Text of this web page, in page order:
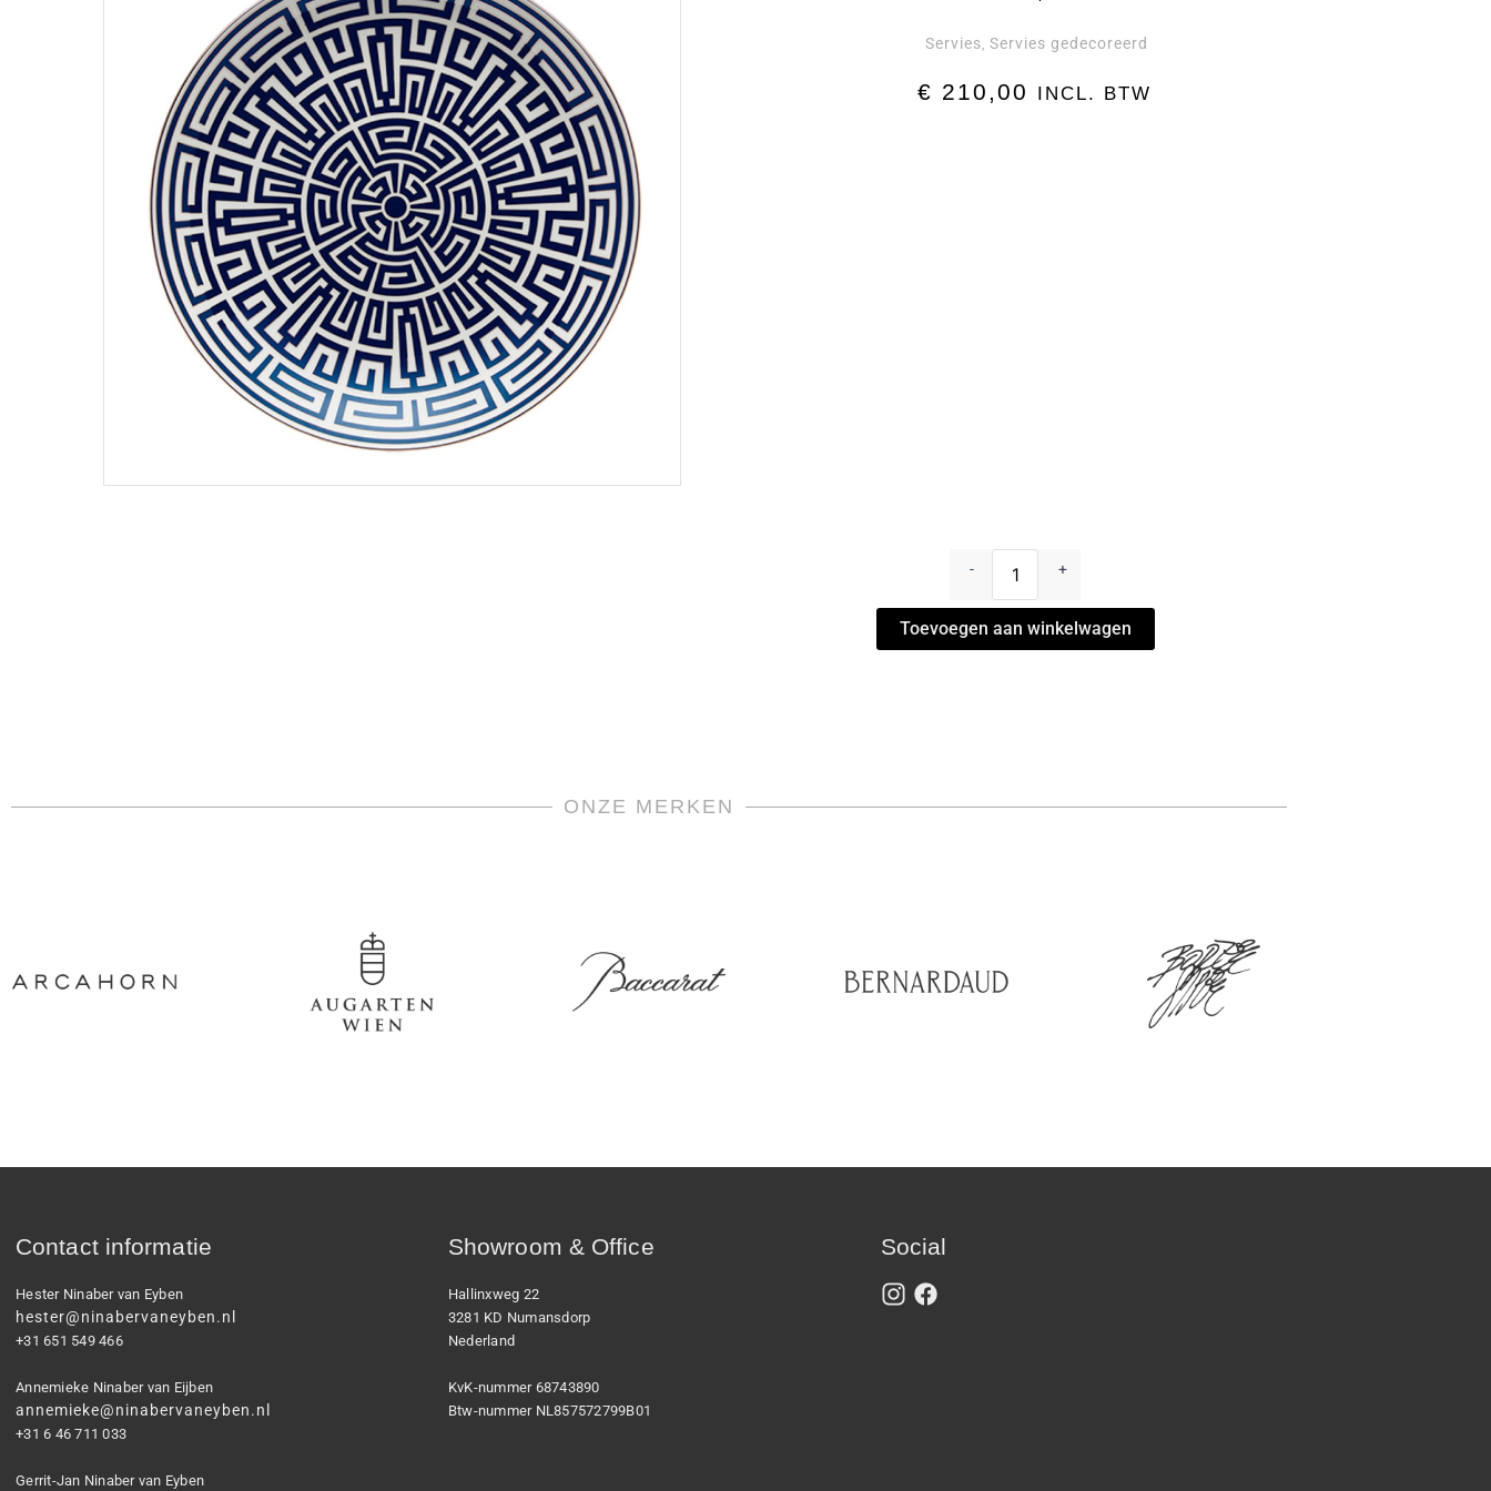
Servies,Servies gedecoreerd
€ 210,00 INCL. BTW
-
Zaffiro
by
Ginori
+
Toevoegen aan winkelwagen
ONZE MERKEN
Contact informatie
Hester Ninaber van Eyben
hester@ninabervaneyben.nl
+31 651 549 466
Annemieke Ninaber van Eijben
annemieke@ninabervaneyben.nl
+31 6 46 711 033
Gerrit-Jan Ninaber van Eyben
Showroom & Office
Hallinxweg 22
3281 KD Numansdorp
Nederland
KvK-nummer 68743890
Btw-nummer NL857572799B01
Social